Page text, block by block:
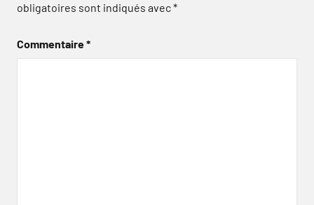
obligatoires sont indiqués avec*
Commentaire*